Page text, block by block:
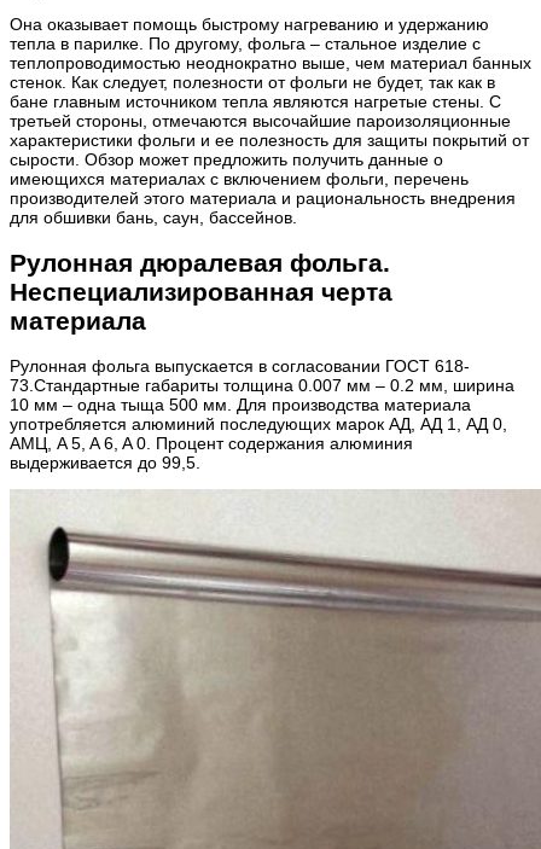
Она оказывает помощь быстрому нагреванию и удержанию
тепла в парилке. По другому, фольга – стальное изделие с
теплопроводимостью неоднократно выше, чем материал банных
стенок. Как следует, полезности от фольги не будет, так как в
бане главным источником тепла являются нагретые стены. С
третьей стороны, отмечаются высочайшие пароизоляционные
характеристики фольги и ее полезность для защиты покрытий от
сырости. Обзор может предложить получить данные о
имеющихся материалах с включением фольги, перечень
производителей этого материала и рациональность внедрения
для обшивки бань, саун, бассейнов.
Рулонная дюралевая фольга.
Неспециализированная черта
материала
Рулонная фольга выпускается в согласовании ГОСТ 618-
73.Стандартные габариты толщина 0.007 мм – 0.2 мм, ширина
10 мм – одна тыща 500 мм. Для производства материала
употребляется алюминий последующих марок AД, AД 1, AД 0,
AMЦ, A 5, A 6, A 0. Процент содержания алюминия
выдерживается до 99,5.